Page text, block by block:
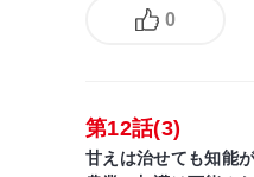
0
第12話(3)
甘えは治せても知能